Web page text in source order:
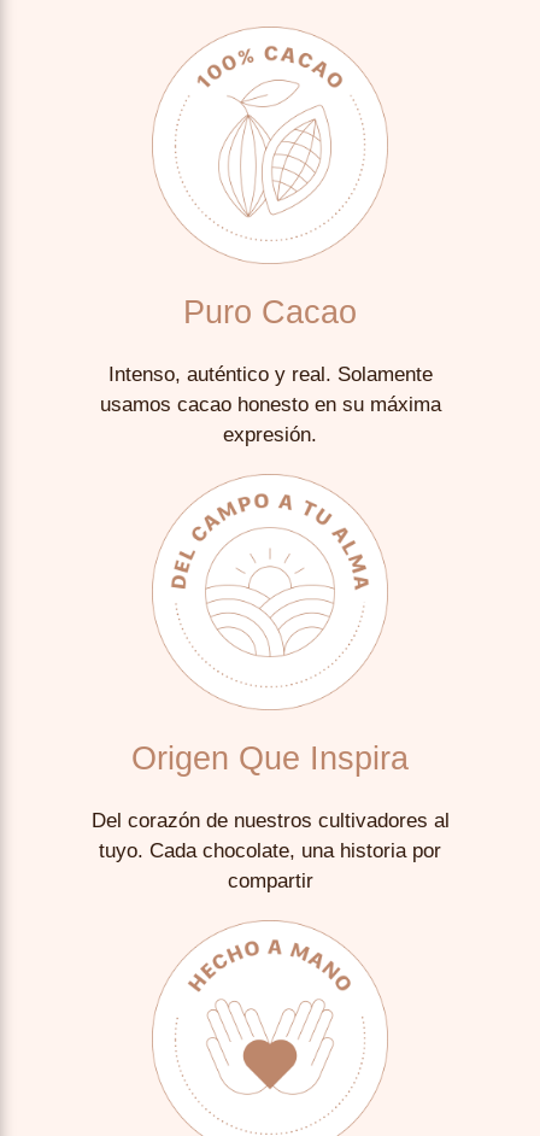
Puro Cacao
Intenso, auténtico y real. Solamente
usamos cacao honesto en su máxima
expresión.
Origen Que Inspira
Del corazón de nuestros cultivadores al
tuyo. Cada chocolate, una historia por
compartir